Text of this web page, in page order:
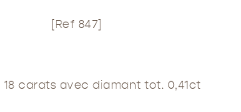
[Ref 847]
carats avec diamant tot. 0,41ct